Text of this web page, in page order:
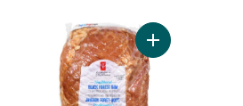
Ajouter